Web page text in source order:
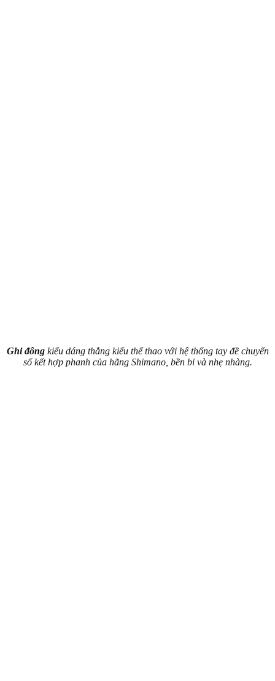
Ghi đông kiểu dáng thẳng kiểu thể thao với hệ thống tay đề chuyển
số kết hợp phanh của hãng Shimano, bền bỉ và nhẹ nhàng.